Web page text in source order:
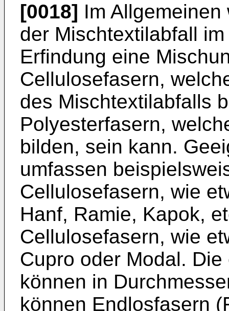
[0018] Im
der Mischtextilabfall
Erfindung eine
Cellulosefasern,
des Mischtextilabfalls
Polyesterfasern,
bilden, sein kann.
umfassen
Cellulosefasern, wie
Hanf, Ramie, Kapok,
Cellulosefasern, wie
Cupro oder Modal.
können in
können Endlosfasern